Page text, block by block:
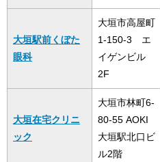
大垣駅前くぼた
眼科
大垣市高屋町
1-150-3 エ
イゲンビル
2F
大垣在宅クリニ
ック
大垣市林町6-
80-55 AOKI
大垣駅北口ビ
ル2階